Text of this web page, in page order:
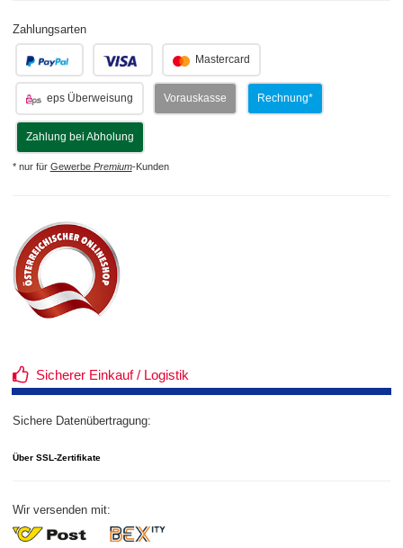
Zahlungsarten
Mastercard
eps Überweisung Vorauskasse Rechnung*
Zahlung bei Abholung
* nur für Gewerbe Premium-Kunden
Sicherer Einkauf / Logistik
Sichere Datenübertragung:
Über SSL-Zertifikate
Wir versenden mit: